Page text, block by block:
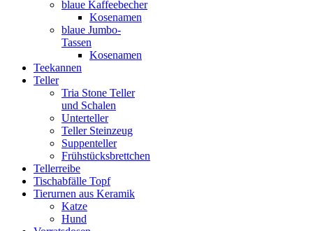
blaue Kaffeebecher
Kosenamen
blaue Jumbo-
Tassen
Kosenamen
Teekannen
Teller
Tria Stone Teller
und Schalen
Unterteller
Teller Steinzeug
Suppenteller
Frühstücksbrettchen
Tellerreibe
Tischabfälle Topf
Tierurnen aus Keramik
Katze
Hund